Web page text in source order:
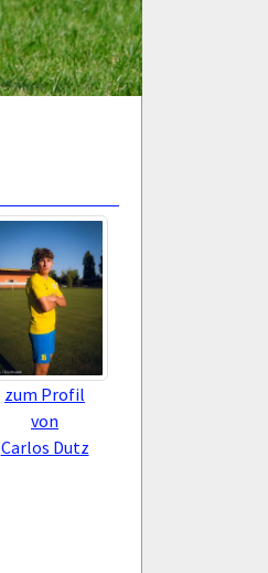
zum Profil
von
Carlos Dutz